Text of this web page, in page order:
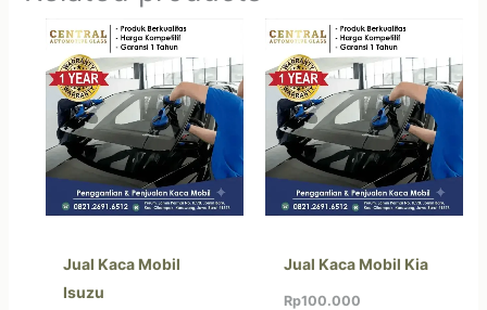
Jual Kaca Mobil
Isuzu
Jual Kaca Mobil Kia
Rp100.000